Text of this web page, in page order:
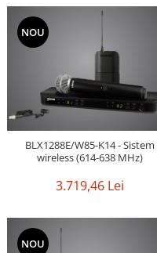
NOU
BLX1288E/W85-K14 - Sistem
wireless (614-638 MHz)
3.719,46 Lei
NOU